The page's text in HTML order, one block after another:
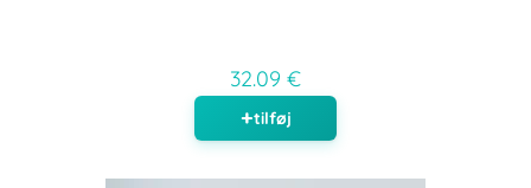
32.09 €
tilføj